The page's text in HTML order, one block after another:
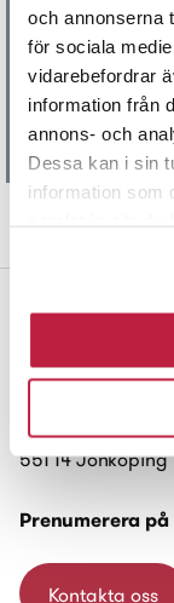
och annonserna
för sociala
vidarebefordrar
information från
annons- och
Dessa kan i sin
information som
Vill du
nya
Just nu söker vi en
Box 223
551 14 Jönköping
Prenumerera
Kontakta oss